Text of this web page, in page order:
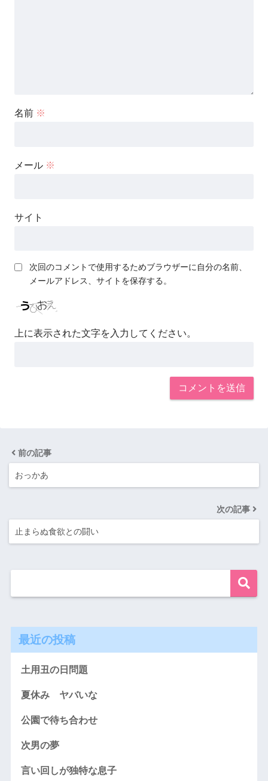
名前 ※
メール ※
サイト
次回のコメントで使用するためブラウザーに自分の名前、
メールアドレス、サイトを保存する。
上に表示された文字を入力してください。
前の記事
おっかあ
次の記事
止まらぬ食欲との闘い
最近の投稿
土用丑の日問題
夏休み ヤバいな
公園で待ち合わせ
次男の夢
言い回しが独特な息子